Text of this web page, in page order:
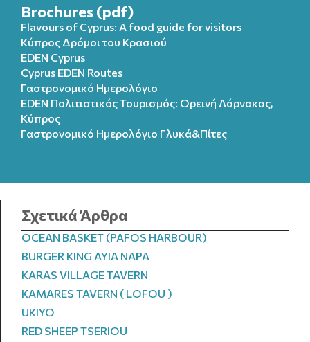
Brochures (pdf)
Flavours of Cyprus: A food guide for visitors
Κύπρος Δρόμοι του Κρασιού
EDEN Cyprus
Cyprus EDEN Routes
Γαστρονομικό Ημερολόγιο
EDEN Πολιτιστικός Τουρισμός: Ορεινή Λάρνακας,
Κύπρος
Γαστρονομικό Ημερολόγιo Γλυκά&Πίτες
Σχετικά Άρθρα
OCEAN BASKET (PAFOS HARBOUR)
BURGER KING AYIA NAPA
KARAS VILLAGE TAVERN
KAMARES TAVERN ( LOFOU )
UKIYO
RED SHEEP TSERIOU